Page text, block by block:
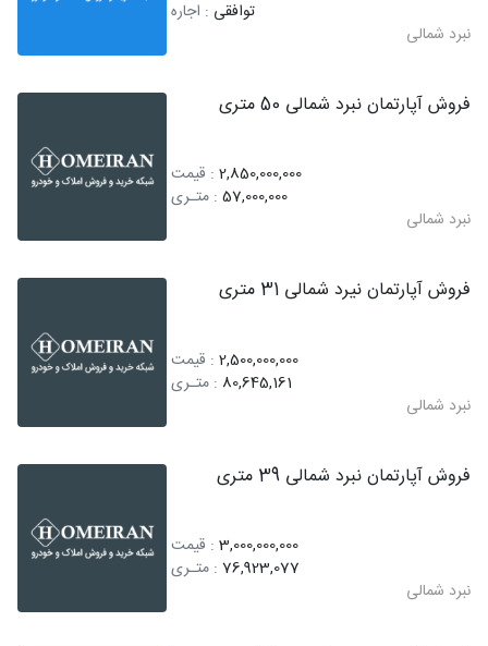
توافقی : اجاره
نبرد شمالی
فروش آپارتمان نبرد شمالی 50 متری
2,850,000,000 : قیمت
57,000,000 : متـری
نبرد شمالی
فروش آپارتمان نیرد شمالی 31 متری
2,500,000,000 : قیمت
80,645,161 : متـری
نبرد شمالی
فروش آپارتمان نبرد شمالی 39 متری
3,000,000,000 : قیمت
76,923,077 : متـری
نبرد شمالی